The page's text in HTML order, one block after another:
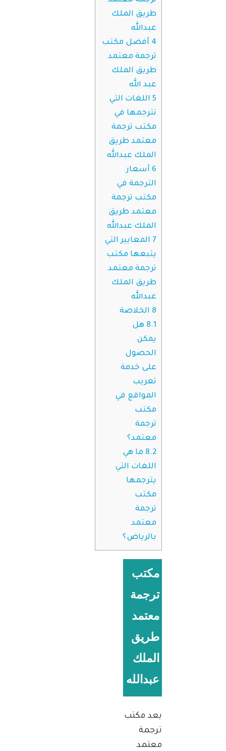
طريق الملك
عبدالله
4 أفضل مكتب
ترجمة معتمد
طريق الملك
عبد الله
5 اللغات التي
نترجمها في
مكتب ترجمة
معتمد طريق
الملك عبدالله
6 أسعار
الترجمة في
مكتب ترجمة
معتمد طريق
الملك عبدالله
7 المعايير التي
يتبعها مكتب
ترجمة معتمد
طريق الملك
عبدالله
8 الخلاصة
8.1 هل
يمكن
الحصول
على خدمة
تعريب
المواقع في
مكتب
ترجمة
معتمد؟
8.2 ما هي
اللغات التي
يترجمها
مكتب
ترجمة
معتمد
بالرياض؟
مكتب
ترجمة
معتمد
طريق
الملك
عبدالله
يعد مكتب
ترجمة
معتمد